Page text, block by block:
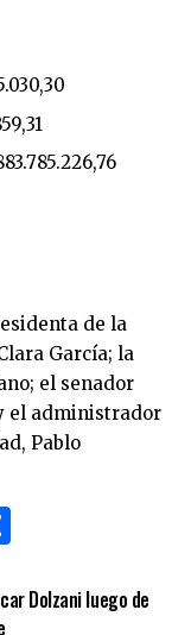
de la
García; la
el senador
el administrador
Pablo
Dolzani luego de